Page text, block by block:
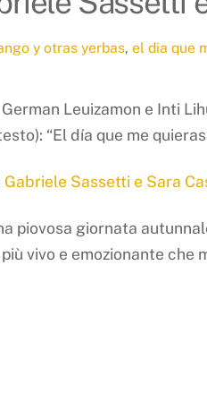
y otras yerbas, el dia que
Leuizamon e Inti
“El día que me
Gabriele Sassetti e Sara
piovosa giornata
vivo e emozionante che